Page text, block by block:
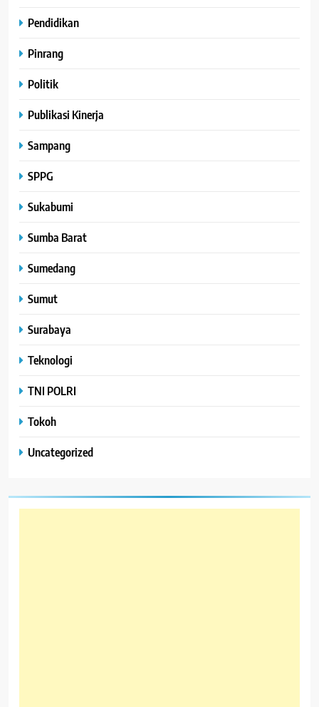
Pendidikan
Pinrang
Politik
Publikasi Kinerja
Sampang
SPPG
Sukabumi
Sumba Barat
Sumedang
Sumut
Surabaya
Teknologi
TNI POLRI
Tokoh
Uncategorized